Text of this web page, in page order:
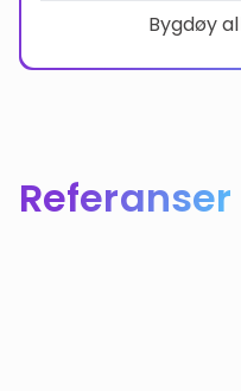
Bygdøy
Referanser